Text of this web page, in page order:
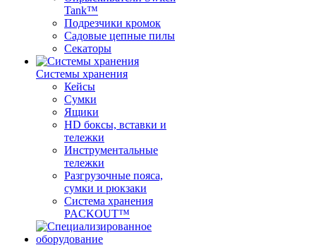
Tank™
Подрезчики кромок
Садовые цепные пилы
Секаторы
Системы хранения
Кейсы
Сумки
Ящики
HD боксы, вставки и
тележки
Инструментальные
тележки
Разгрузочные пояса,
сумки и рюкзаки
Система хранения
PACKOUT™